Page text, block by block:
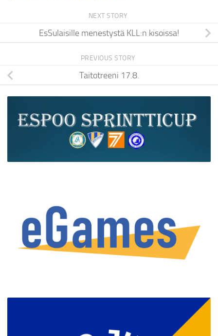
NEXT STORY
EsSulaisille menestystä KLL:n kisoissa!
PREVIOUS STORY
Taitotreeni 17.8.